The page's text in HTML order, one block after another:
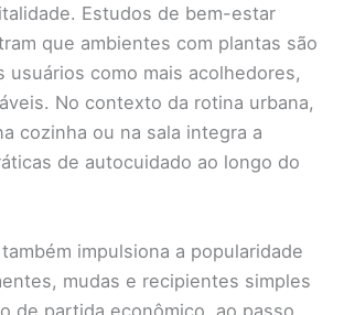
Estudos de bem-estar
que ambientes com plantas são
usuários como mais acolhedores,
No contexto da rotina urbana,
cozinha ou na sala integra a
de autocuidado ao longo do
impulsiona a popularidade
mudas e recipientes simples
de partida econômico, ao passo